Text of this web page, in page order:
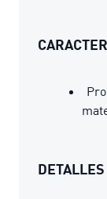
DETALLES